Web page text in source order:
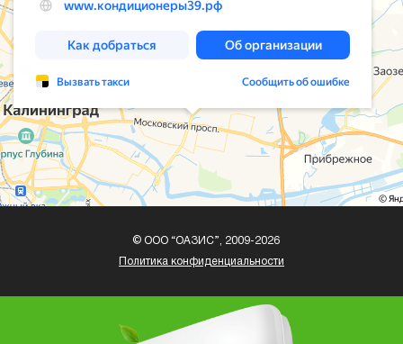
© ООО “ОАЗИС”, 2009-2026
Политика конфиденциальности